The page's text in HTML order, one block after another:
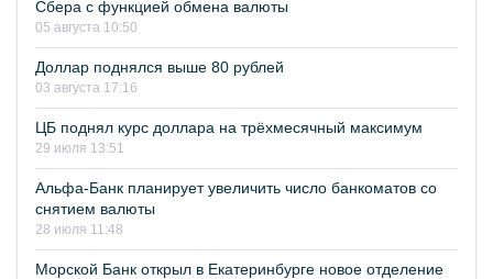
Сбера с функцией обмена валюты
05 августа 10:50
Доллар поднялся выше 80 рублей
03 августа 17:16
ЦБ поднял курс доллара на трёхмесячный максимум
29 июля 13:51
Альфа-Банк планирует увеличить число банкоматов со
снятием валюты
28 июля 11:48
Морской Банк открыл в Екатеринбурге новое отделение